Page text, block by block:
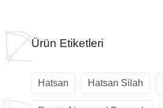
Ürün Etiketleri
Hatsan Hatsan Silah